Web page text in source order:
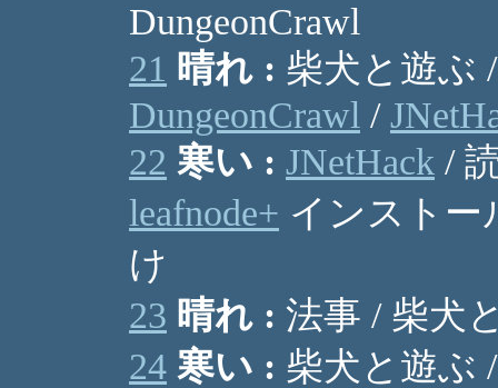
DungeonCrawl
21 晴れ : 柴犬と遊ぶ
DungeonCrawl /
22 寒い : JNetHack /
leafnode+ インストー
け
23 晴れ : 法事 / 柴犬
24 寒い : 柴犬と遊ぶ